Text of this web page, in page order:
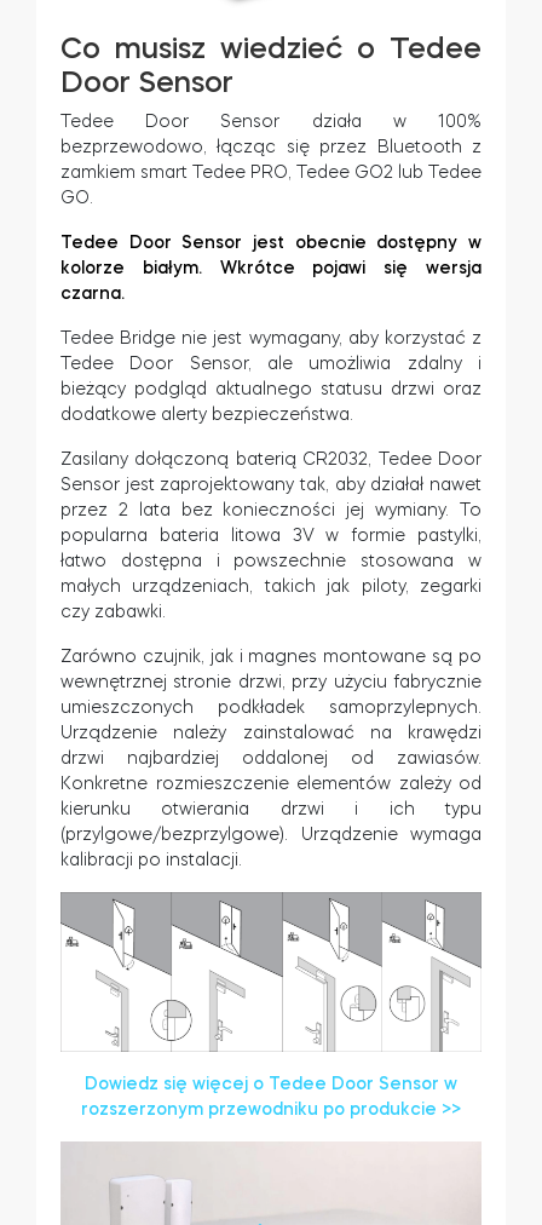
Co musisz wiedzieć o Tedee
Door Sensor
Tedee Door Sensor działa w 100%
bezprzewodowo, łącząc się przez Bluetooth z
zamkiem smart Tedee PRO, Tedee GO2 lub Tedee
GO.
Tedee Door Sensor jest obecnie dostępny w
kolorze białym. Wkrótce pojawi się wersja
czarna.
Tedee Bridge nie jest wymagany, aby korzystać z
Tedee Door Sensor, ale umożliwia zdalny i
bieżący podgląd aktualnego statusu drzwi oraz
dodatkowe alerty bezpieczeństwa.
Zasilany dołączoną baterią CR2032, Tedee Door
Sensor jest zaprojektowany tak, aby działał nawet
przez 2 lata bez konieczności jej wymiany. To
popularna bateria litowa 3V w formie pastylki,
łatwo dostępna i powszechnie stosowana w
małych urządzeniach, takich jak piloty, zegarki
czy zabawki.
Zarówno czujnik, jak i magnes montowane są po
wewnętrznej stronie drzwi, przy użyciu fabrycznie
umieszczonych podkładek samoprzylepnych.
Urządzenie należy zainstalować na krawędzi
drzwi najbardziej oddalonej od zawiasów.
Konkretne rozmieszczenie elementów zależy od
kierunku otwierania drzwi i ich typu
(przylgowe/bezprzylgowe). Urządzenie wymaga
kalibracji po instalacji.
Dowiedz się więcej o Tedee Door Sensor w
rozszerzonym przewodniku po produkcie >>